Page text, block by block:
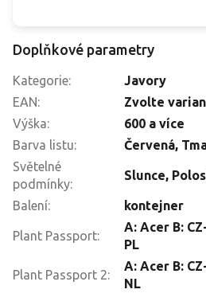
Doplňkové parametry
Kategorie:
Javory
EAN:
Zvolte
Výška:
600 a více
Barva listu:
Červená,
Světelné
podmínky:
Slunce,
Balení: kontejner
Plant Passport:
A: Acer B:
PL
Plant Passport 2:
A: Acer B:
NL